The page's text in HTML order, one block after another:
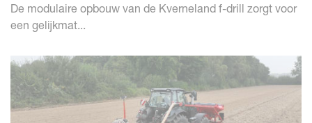
De modulaire opbouw van de Kverneland f-drill zorgt voor
een gelijkmat...